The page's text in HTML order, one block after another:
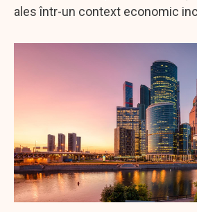
ales într-un context economic